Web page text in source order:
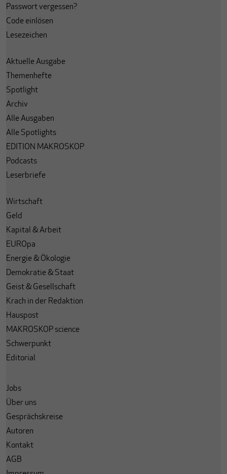
Passwort vergessen?
Code einlösen
Lesezeichen
Aktuelle Ausgabe
Themenhefte
Spotlight
Archiv
Alle Ausgaben
Alle Spotlights
EDITION MAKROSKOP
Podcasts
Leserbriefe
Wirtschaft
Geld
Kapital & Arbeit
EUROpa
Energie & Ökologie
Demokratie & Staat
Geist & Gesellschaft
Krach in der Redaktion
Hauspost
MAKROSKOP science
Schwerpunkt
Editorial
Jobs
Über uns
Gesprächskreise
Autoren
Kontakt
AGB